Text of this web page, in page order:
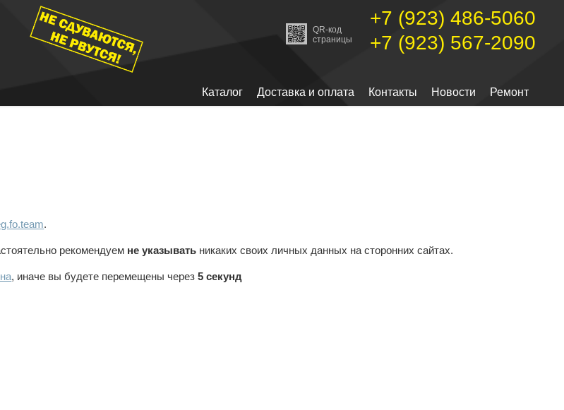
QR-код
страницы
+7 (923) 486-5060
+7 (923) 567-2090
Каталог Доставка и оплата Контакты Новости Ремонт
.
рекомендуем не указывать никаких своих личных данных на сторонних сайтах.
, иначе вы будете перемещены через5 секунд